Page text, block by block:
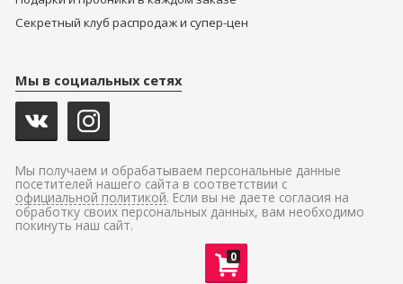
Секретный клуб распродаж и супер-цен
Мы в социальных сетях
Мы получаем и обрабатываем персональные данные
посетителей нашего сайта в соответствии с
официальной политикой. Если вы не даете согласия на
обработку своих персональных данных, вам необходимо
покинуть наш сайт.
0